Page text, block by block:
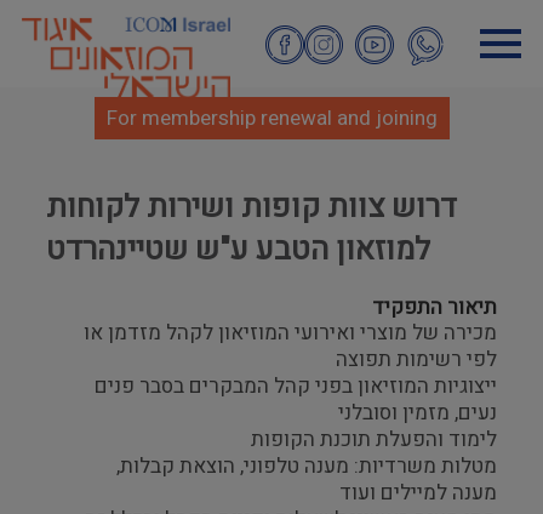
Skip
For membership renewal and joining
דרוש צוות קופות ושירות לקוחות
למוזאון הטבע ע"ש שטיינהרדט
תיאור התפקיד
מכירה של מוצרי ואירועי המוזיאון לקהל מזדמן או
לפי רשימות תפוצה
ייצוגיות המוזיאון בפני קהל המבקרים בסבר פנים
נעים, מזמין וסובלני
לימוד והפעלת תוכנת הקופות
מטלות משרדיות: מענה טלפוני, הוצאת קבלות,
מענה למיילים ועוד